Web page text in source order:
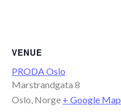
VENUE
PRODA Oslo
Marstrandgata 8
Oslo Norge + Google Map